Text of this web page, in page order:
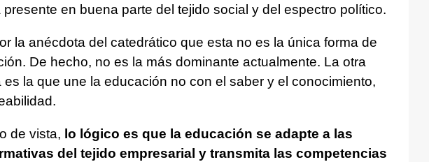
en buena parte del tejido social y del espectro político.
la anécdota del catedrático que esta no es la única forma de
De hecho, no es la más dominante actualmente. La otra
la que une la educación no con el saber y el conocimiento,
de vista, lo lógico es que la educación se adapte a las
del tejido empresarial y transmita las competencias